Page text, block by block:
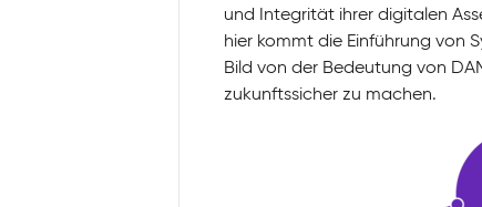
und Integrität ihrer digitalen
hier kommt die Einführung von
Bild von der Bedeutung von
zukunftssicher zu machen.